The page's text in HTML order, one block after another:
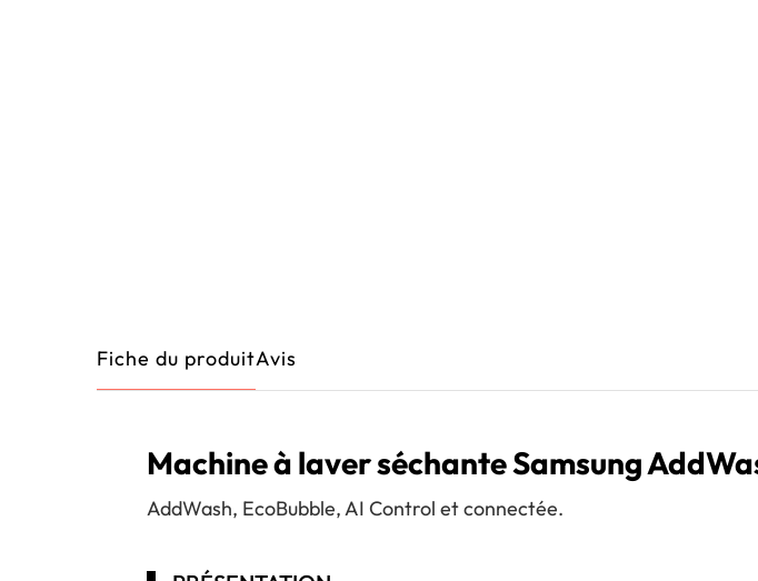
Fiche du produitAvis
Machine à laver séchante Samsung
AddWash, EcoBubble, AI Control et connectée.